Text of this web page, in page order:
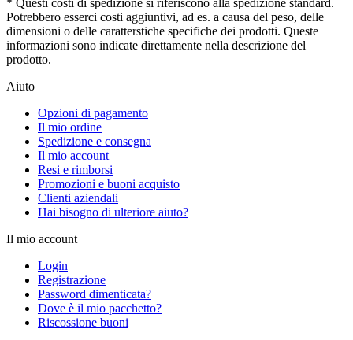
* Questi costi di spedizione si riferiscono alla spedizione standard.
Potrebbero esserci costi aggiuntivi, ad es. a causa del peso, delle
dimensioni o delle caratterstiche specifiche dei prodotti. Queste
informazioni sono indicate direttamente nella descrizione del
prodotto.
Aiuto
Opzioni di pagamento
Il mio ordine
Spedizione e consegna
Il mio account
Resi e rimborsi
Promozioni e buoni acquisto
Clienti aziendali
Hai bisogno di ulteriore aiuto?
Il mio account
Login
Registrazione
Password dimenticata?
Dove è il mio pacchetto?
Riscossione buoni